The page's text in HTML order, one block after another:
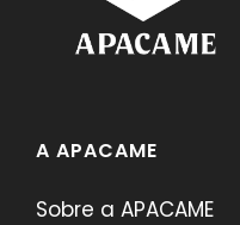
A APACAME
Sobre a APACAME